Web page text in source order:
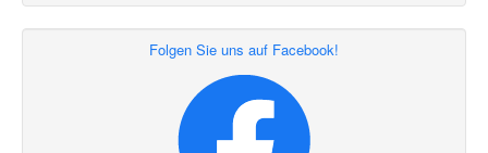
Folgen Sie uns auf Facebook!